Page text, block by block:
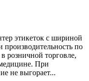
этикеток с шириной
производительность по
розничной торговле,
При
не выгорает...